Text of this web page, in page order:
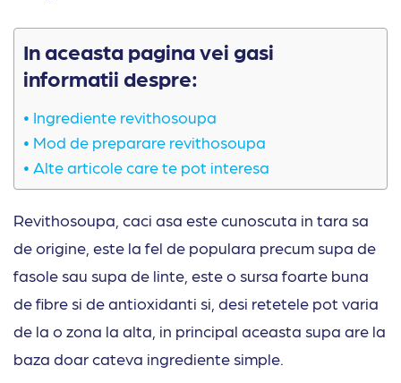
In aceasta pagina vei gasi
informatii despre:
Ingrediente revithosoupa
Mod de preparare revithosoupa
Alte articole care te pot interesa
Revithosoupa, caci asa este cunoscuta in tara sa
de origine, este la fel de populara precum supa de
fasole sau supa de linte, este o sursa foarte buna
de fibre si de antioxidanti si, desi retetele pot varia
de la o zona la alta, in principal aceasta supa are la
baza doar cateva ingrediente simple.